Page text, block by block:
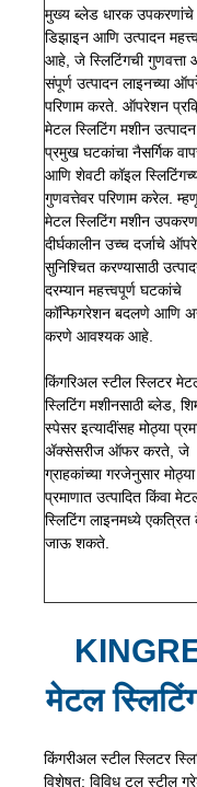
मुख्य ब्लेड धारक उपकरणांचे
डिझाइन आणि उत्पादन
आहे, जे स्लिटिंगची गुणवत्ता
संपूर्ण उत्पादन लाइनच्या
परिणाम करते. ऑपरेशन
मेटल स्लिटिंग मशीन
प्रमुख घटकांचा नैसर्गिक
आणि शेवटी कॉइल
गुणवत्तेवर परिणाम करेल.
मेटल स्लिटिंग मशीन
दीर्घकालीन उच्च दर्जाचे
सुनिश्चित करण्यासाठी
दरम्यान महत्त्वपूर्ण घटकांचे
कॉन्फिगरेशन बदलणे आणि
करणे आवश्यक आहे.
किंगरिअल स्टील स्लिटर
स्लिटिंग मशीनसाठी ब्लेड,
स्पेसर इत्यादींसह मोठ्या
ॲक्सेसरीज ऑफर करते, जे
ग्राहकांच्या गरजेनुसार मोठ्या
प्रमाणात उत्पादित किंवा
स्लिटिंग लाइनमध्ये
जाऊ शकते.
मेटल
किंगरीअल स्टील स्लिटर
विशेषत: विविध टूल स्टील